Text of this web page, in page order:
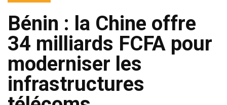
Bénin : la Chine offre
34 milliards FCFA pour
moderniser les
infrastructures